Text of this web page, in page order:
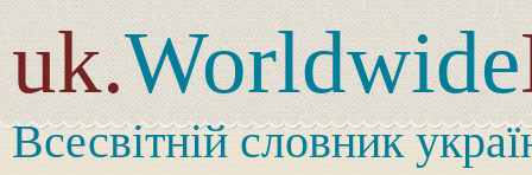
uk.Worldwide
Всесвітній словник